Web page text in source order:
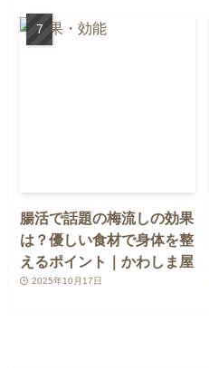
腸活で話題の梅流しの効果
は？優しい食材で身体を整
えるポイント｜かわしま屋
2025年10月17日